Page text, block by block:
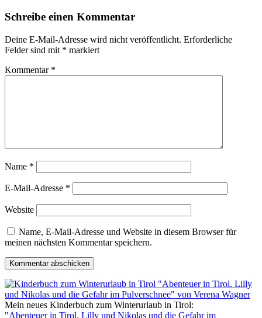
Schreibe einen Kommentar
Deine E-Mail-Adresse wird nicht veröffentlicht. Erforderliche
Felder sind mit * markiert
Kommentar *
Name *
E-Mail-Adresse *
Website
Name, E-Mail-Adresse und Website in diesem Browser für
meinen nächsten Kommentar speichern.
Mein neues Kinderbuch zum Winterurlaub in Tirol:
"Abenteuer in Tirol. Lilly und Nikolas und die Gefahr im